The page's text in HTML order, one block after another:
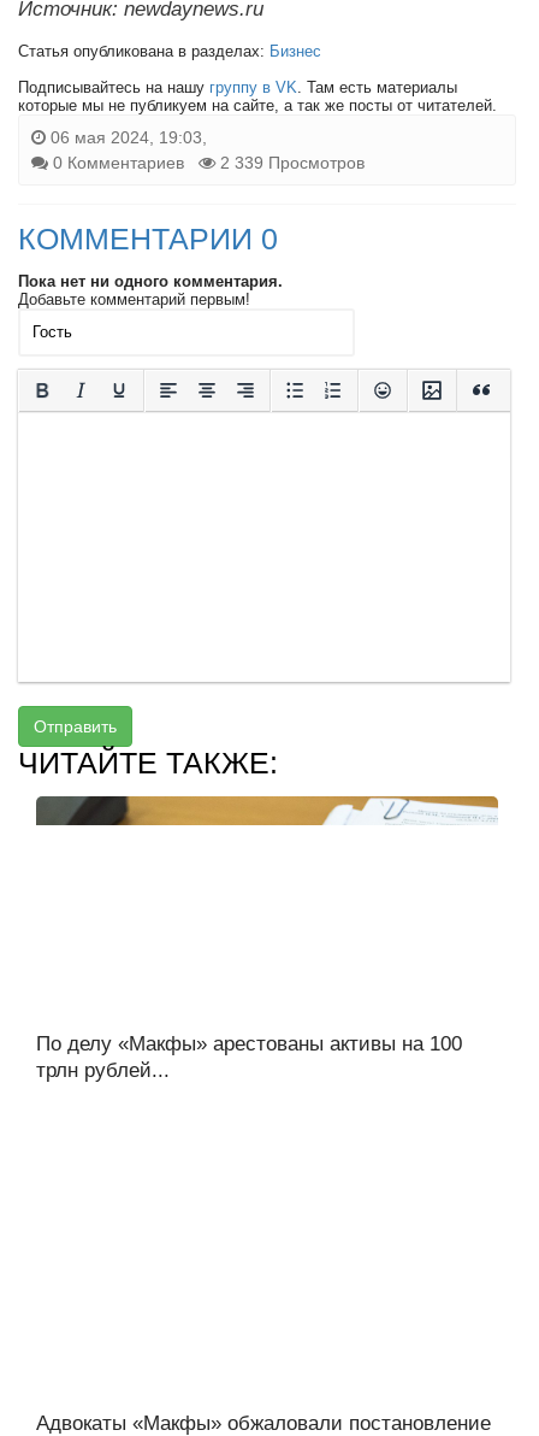
Источник: newdaynews.ru
Статья опубликована в разделах: Бизнес
Подписывайтесь на нашу группу в VK . Там есть материалы
которые мы не публикуем на сайте, а так же посты от читателей.
06 мая 2024, 19:03,
0 Комментариев
2 339 Просмотров
КОММЕНТАРИИ 0
Пока нет ни одного комментария.
Добавьте комментарий первым!
Отправить
ЧИТАЙТЕ ТАКЖЕ:
По делу «Макфы» арестованы активы на 100
трлн рублей...
Адвокаты «Макфы» обжаловали постановление